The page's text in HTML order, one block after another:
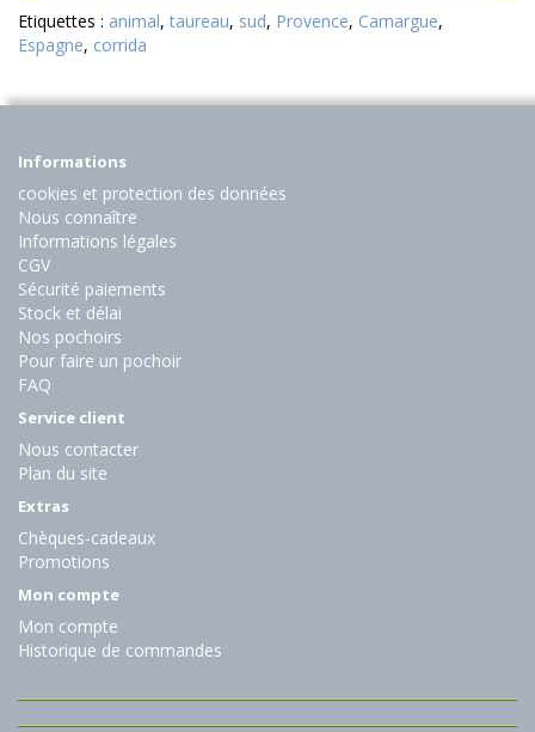
Etiquettes : animal,taureau, sud, Provence, Camargue,
Espagne, corrida
Informations
cookies et protection des données
Nous connaître
Informations légales
CGV
Sécurité paiements
Stock et délai
Nos pochoirs
Pour faire un pochoir
FAQ
Service client
Nous contacter
Plan du site
Extras
Chèques-cadeaux
Promotions
Mon compte
Mon compte
Historique de commandes